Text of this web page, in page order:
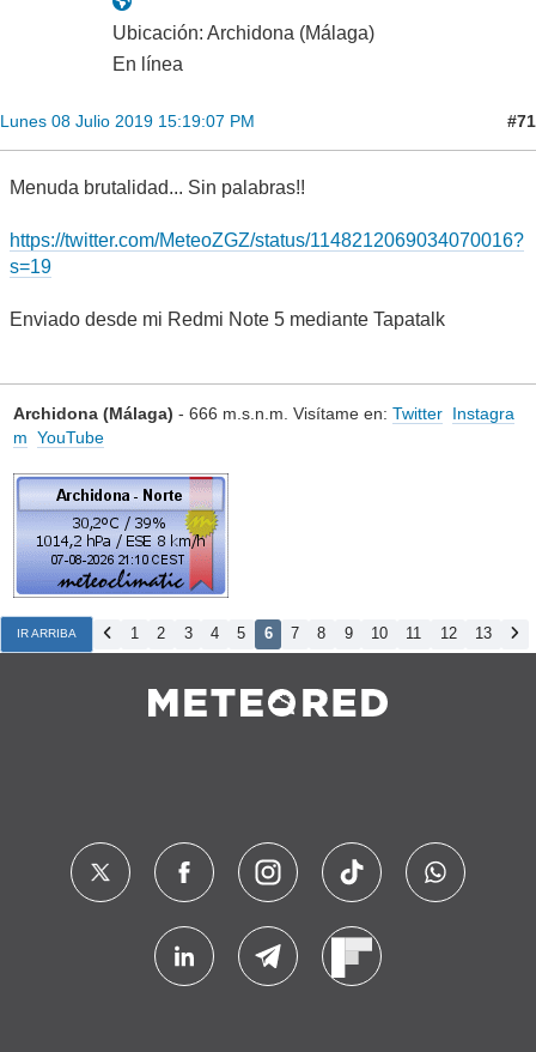
Ubicación: Archidona (Málaga)
En línea
Lunes 08 Julio 2019 15:19:07 PM #71
Menuda brutalidad... Sin palabras!!
https://twitter.com/MeteoZGZ/status/1148212069034070016?
s=19
Enviado desde mi Redmi Note 5 mediante Tapatalk
Archidona (Málaga) - 666 m.s.n.m. Visítame en: Twitter Instagra
m YouTube
IR ARRIBA 1 2 3 4 5 6 7 8 9 10 11 12 13